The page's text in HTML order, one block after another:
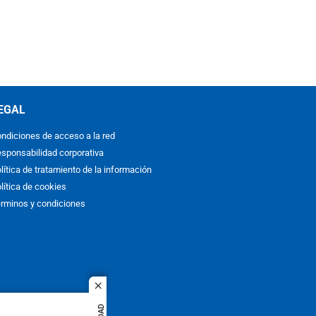
close
de acceso a la red
corporativa
de tratamiento de la información
de cookies
y condiciones